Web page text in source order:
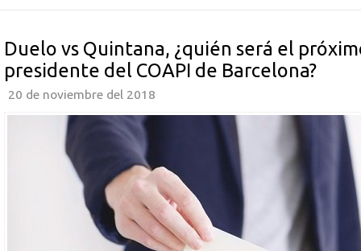
Duelo vs Quintana, ¿quién será el
presidente del COAPI de Barcelona?
20 de noviembre del 2018